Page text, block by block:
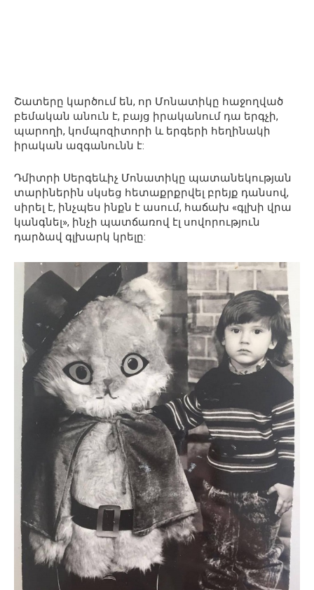
Շատերը կարծում են, որ Մոնատիկը հաջողված
բեմական անուն է, բայց իրականում դա երգչի,
պարողի, կոմպոզիտորի և երգերի հեղինակի
իրական ազգանունն է:
Դմիտրի Սերգեևիչ Մոնատիկը պատանեկության
տարիներին սկսեց հետաքրքրվել բրեյք դանսով,
սիրել է, ինչպես ինքն է ասում, հաճախ «գլխի վրա
կանգնել», ինչի պատճառով էլ սովորություն
դարձավ գլխարկ կրելը: